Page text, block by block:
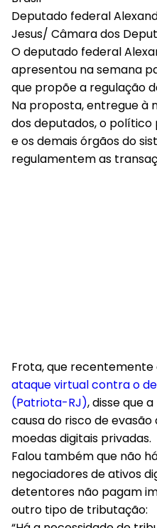
Deputado federal
Jesus/ Câmara dos
O deputado federal
apresentou na semana
que propõe a regulação
Na proposta, entregue à
dos deputados, o
e os demais órgãos do
regulamentem as
Frota, que
ataque virtual contra o
(Patriota-RJ), disse que
causa do risco de evasão
moedas digitais privadas.
Falou também que não
negociadores de ativos
detentores não pagam
outro tipo de tributação: